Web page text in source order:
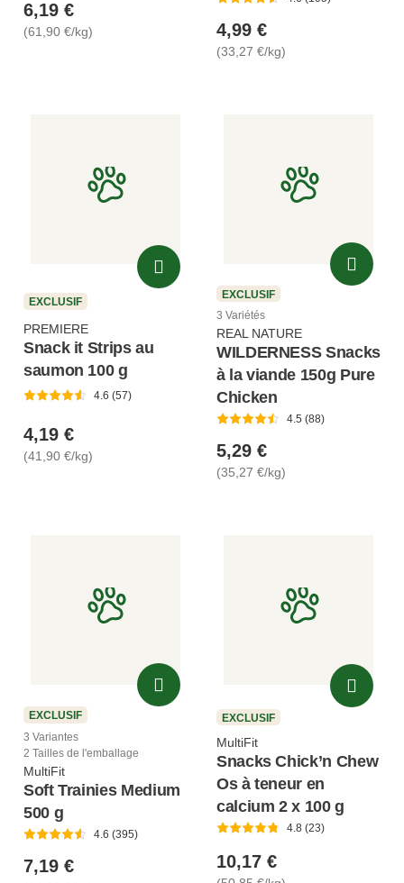
6,19 €
(61,90 €/kg) 4,99 €
(33,27 €/kg)
EXCLUSIF
PREMIERE
Snack it Strips au
saumon 100 g
4.6 (57)
4,19 €
(41,90 €/kg)
EXCLUSIF
3 Variétés
REAL NATURE
WILDERNESS Snacks
à la viande 150g Pure
Chicken
4.5 (88)
5,29 €
(35,27 €/kg)
EXCLUSIF
3 Variantes
2 Tailles de l'emballage
MultiFit
Soft Trainies Medium
500 g
4.6 (395)
7,19 €
EXCLUSIF
MultiFit
Snacks Chick’n Chew
Os à teneur en
calcium 2 x 100 g
4.8 (23)
10,17 €